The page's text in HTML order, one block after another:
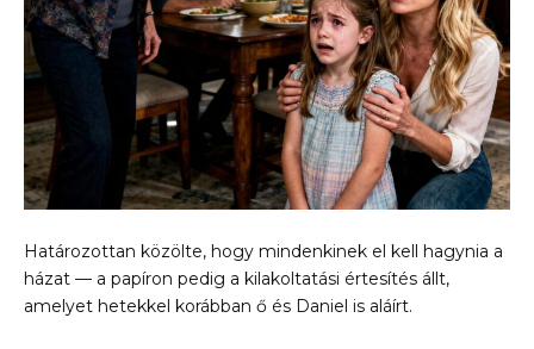
Határozottan közölte, hogy mindenkinek el kell hagynia a
házat — a papíron pedig a kilakoltatási értesítés állt,
amelyet hetekkel korábban ő és Daniel is aláírt.